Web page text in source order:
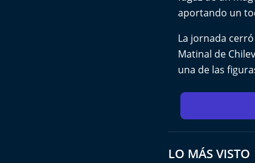
aportando un
La jornada
Matinal de
una de las
LO MÁS VISTO